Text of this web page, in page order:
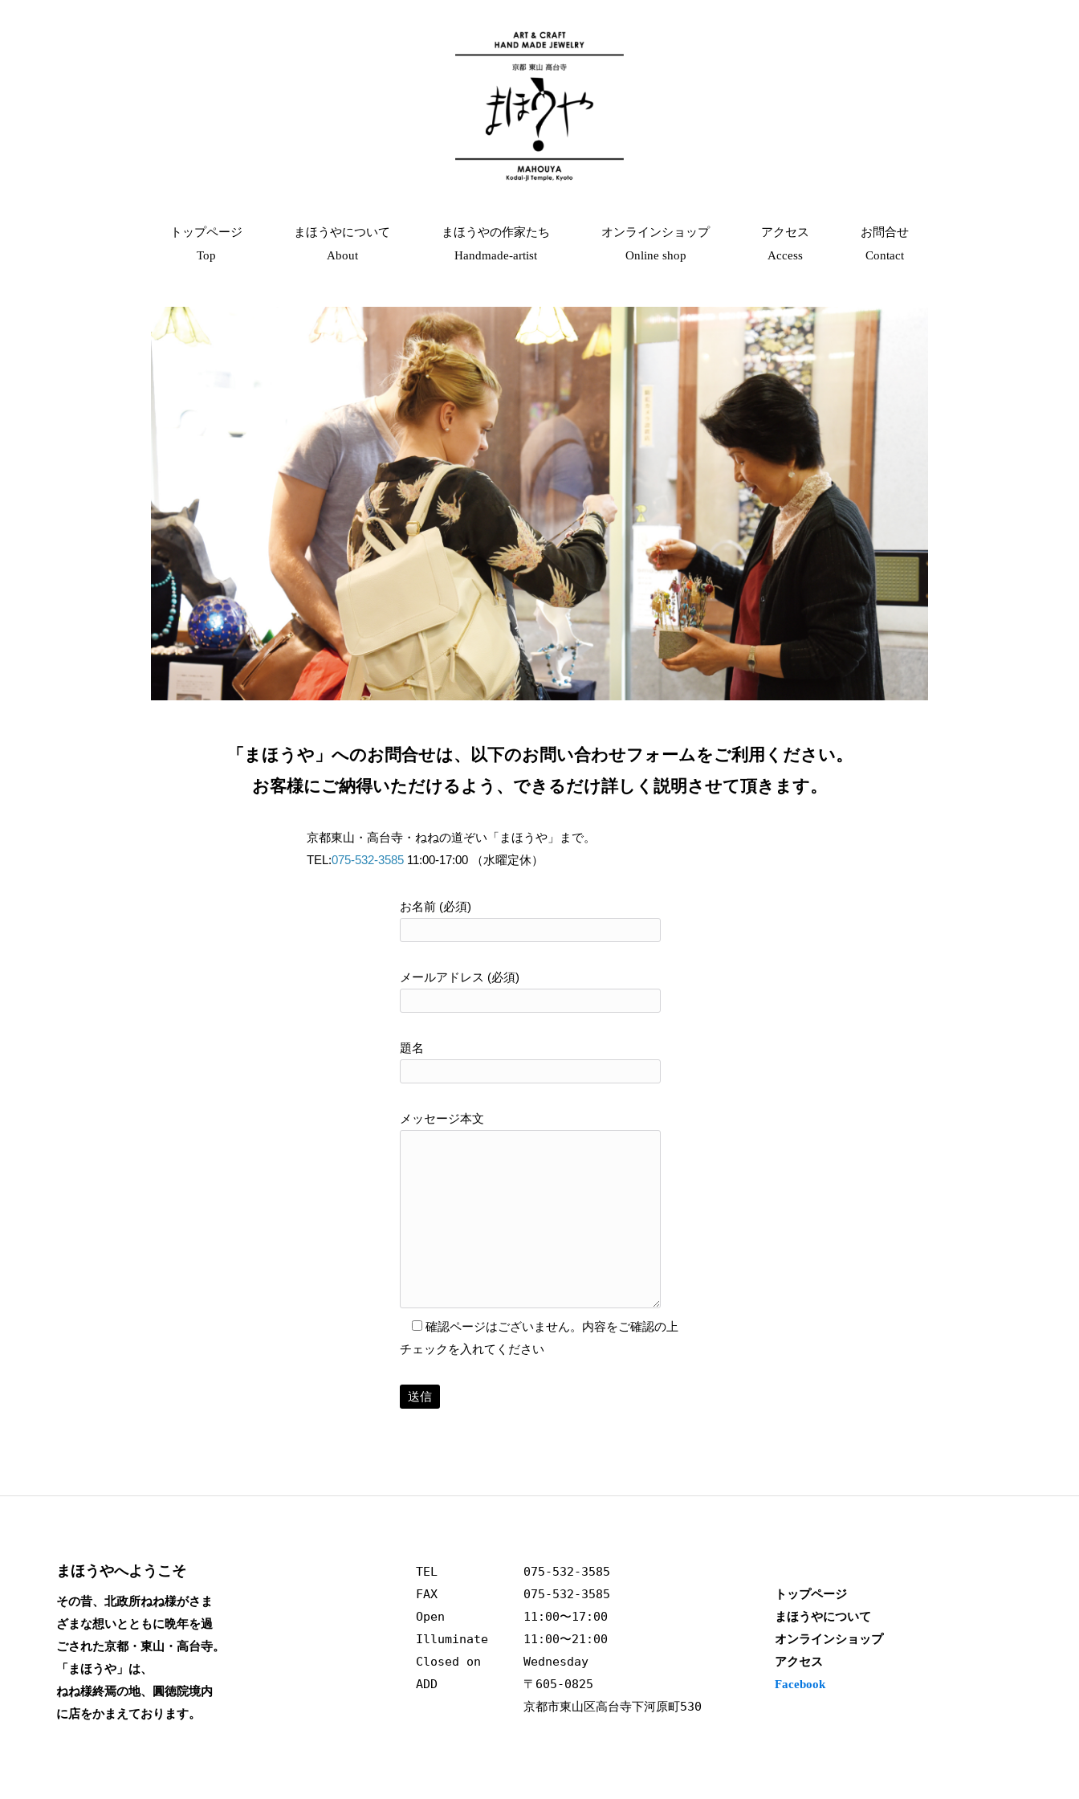
トップページ
Top
まほうやについて
About
まほうやの作家たち
Handmade-artist
オンラインショップ
Online shop
アクセス
Access
お問合せ
Contact
「まほうや」へのお問合せは、以下のお問い合わせフォームをご利用ください。
お客様にご納得いただけるよう、できるだけ詳しく説明させて頂きます。
京都東山・高台寺・ねねの道ぞい「まほうや」まで。
TEL:075-532-358511:00-17:00 （水曜定休）
お名前 (必須)
メールアドレス (必須)
題名
メッセージ本文
確認ページはございません。内容をご確認の上
チェックを入れてください
まほうやへようこそ
その昔、北政所ねね様がさま
ざまな想いとともに晩年を過
ごされた京都・東山・高台寺。
「まほうや」は、
ねね様終焉の地、圓徳院境内
に店をかまえております。
TEL
FAX
Open
Illuminate
Closed on
ADD
075-532-3585
075-532-3585
11:00〜17:00
11:00〜21:00
Wednesday
〒605-0825
京都市東山区高台寺下河原町530
トップページ
まほうやについて
オンラインショップ
アクセス
Facebook